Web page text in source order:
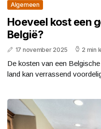
Algemeen
Hoeveel kost een
België?
17 november 2025 2 min
De kosten van een
land kan verrassend